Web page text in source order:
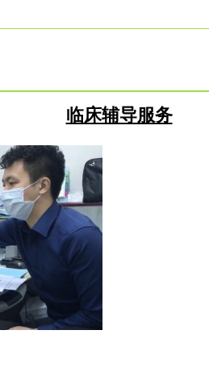
临床辅导服务